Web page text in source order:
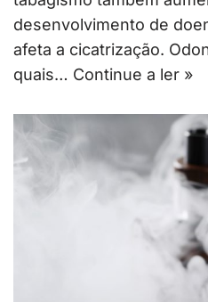
desenvolvimento de
afeta a cicatrização.
quais… Continue a ler »